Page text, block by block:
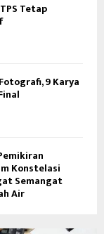
Tetap
9 Karya
Konstelasi
Semangat
Air